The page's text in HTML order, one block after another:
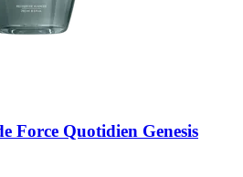
Force Quotidien Genesis